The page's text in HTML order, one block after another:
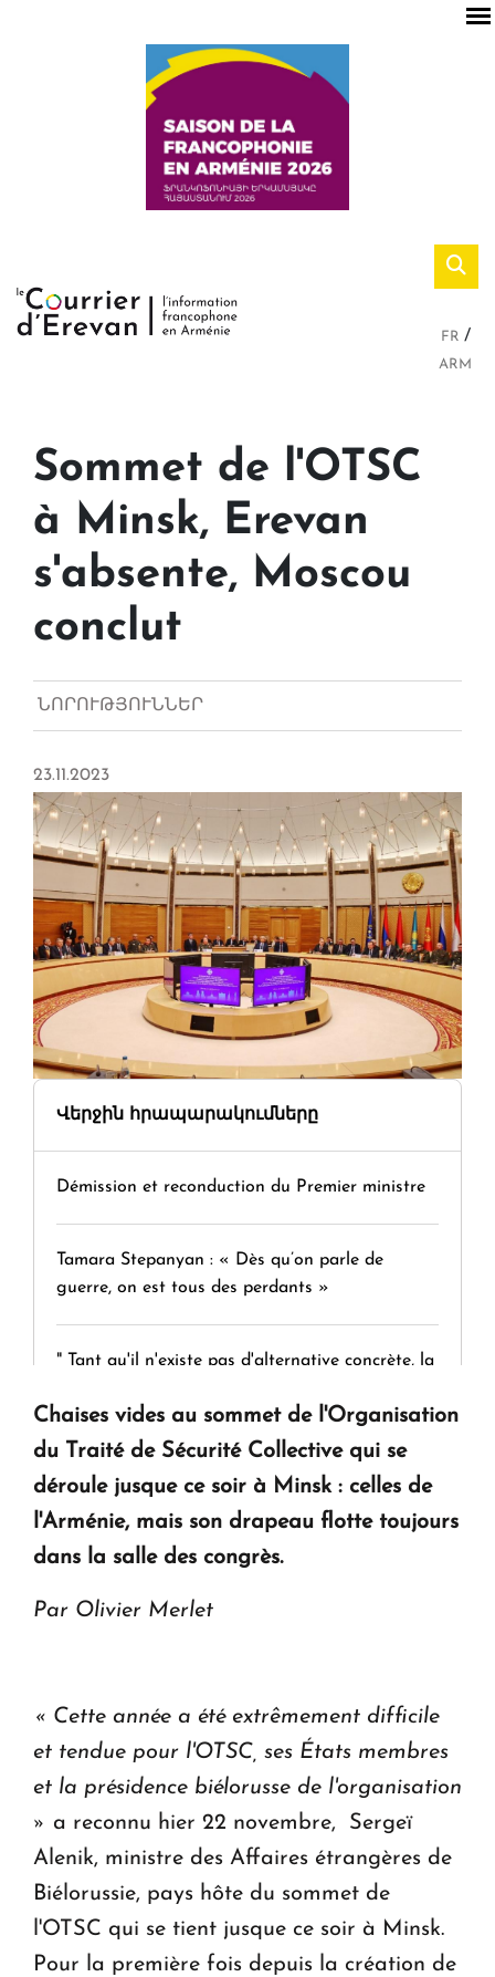
FR
ARM
Sommet de l'OTSC
à Minsk, Erevan
s'absente, Moscou
conclut
ՆՈՐՈՒԹՅՈՒՆՆԵՐ
23.11.2023
Վերջին հրապարակումները
Démission et reconduction du Premier ministre
Tamara Stepanyan : « Dès qu’on parle de
guerre, on est tous des perdants »
" Tant qu'il n'existe pas d'alternative concrète, la
KASA : 30 ans d'audace, de résilience et d'avenir
en Arménie
Le premier hôtel Hyatt Regency d'Arménie
Chaises vides au sommet de l'Organisation
du Traité de Sécurité Collective qui se
déroule jusque ce soir à Minsk : celles de
l'Arménie, mais son drapeau flotte toujours
dans la salle des congrès.
Par Olivier Merlet
« Cette année a été extrêmement difficile
et tendue pour l'OTSC, ses États membres
et la présidence biélorusse de l'organisation
» a reconnu hier 22 novembre, Sergeï
Alenik, ministre des Affaires étrangères de
Biélorussie, pays hôte du sommet de
l'OTSC qui se tient jusque ce soir à Minsk.
Pour la première fois depuis la création de